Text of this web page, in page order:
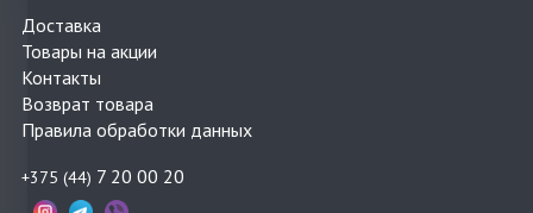
Доставка
Товары на акции
Контакты
Возврат товара
Правила обработки данных
+375 (44) 7 20 00 20